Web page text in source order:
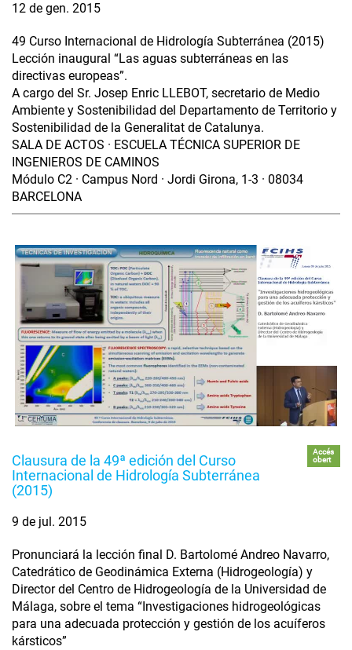
12 de gen. 2015
49 Curso Internacional de Hidrología Subterránea (2015)
Lección inaugural “Las aguas subterráneas en las
directivas europeas”.
A cargo del Sr. Josep Enric LLEBOT, secretario de Medio
Ambiente y Sostenibilidad del Departamento de Territorio y
Sostenibilidad de la Generalitat de Catalunya.
SALA DE ACTOS · ESCUELA TÉCNICA SUPERIOR DE
INGENIEROS DE CAMINOS
Módulo C2 · Campus Nord · Jordi Girona, 1-3 · 08034
BARCELONA
Clausura de la 49ª edición del Curso
Internacional de Hidrología Subterránea
(2015)
Accés
obert
9 de jul. 2015
Pronunciará la lección final D. Bartolomé Andreo Navarro,
Catedrático de Geodinámica Externa (Hidrogeología) y
Director del Centro de Hidrogeología de la Universidad de
Málaga, sobre el tema “Investigaciones hidrogeológicas
para una adecuada protección y gestión de los acuíferos
kársticos”